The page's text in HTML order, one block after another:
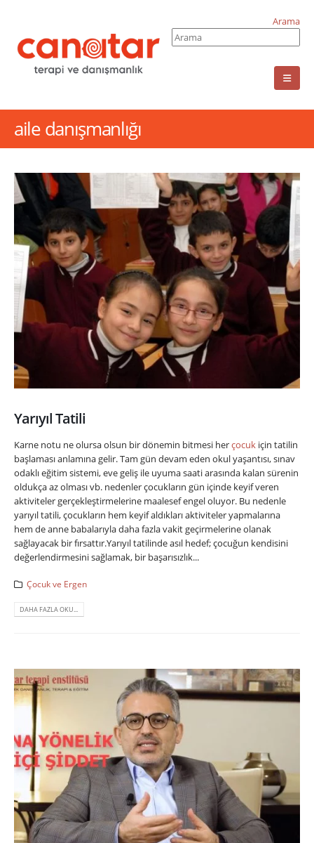
Arama
aile danışmanlığı
Yarıyıl Tatili
Karne notu ne olursa olsun bir dönemin bitmesi herçocuk için tatilin
başlaması anlamına gelir. Tam gün devam eden okul yaşantısı, sınav
odaklı eğitim sistemi, eve geliş ile uyuma saati arasında kalan sürenin
oldukça az olması vb. nedenler çocukların gün içinde keyif veren
aktiviteler gerçekleştirmelerine maalesef engel oluyor. Bu nedenle
yarıyıl tatili, çocukların hem keyif aldıkları aktiviteler yapmalarına
hem de anne babalarıyla daha fazla vakit geçirmelerine olanak
sağlayacak bir fırsattır.Yarıyıl tatilinde asıl hedef; çocuğun kendisini
değerlendirmesini sağlamak, bir başarısızlık...
Çocuk ve Ergen
DAHA FAZLA OKU...